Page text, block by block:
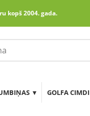
kopš 2004. gada.
GOLFA CIMDI